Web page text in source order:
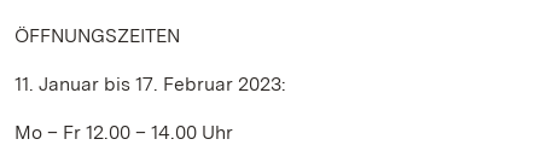
ÖFFNUNGSZEITEN
11. Januar bis 17. Februar 2023:
Mo – Fr 12.00 – 14.00 Uhr